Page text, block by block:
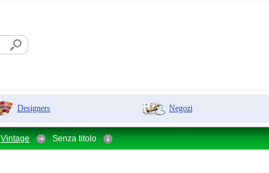
Designers Negozi
Vintage Senza titolo